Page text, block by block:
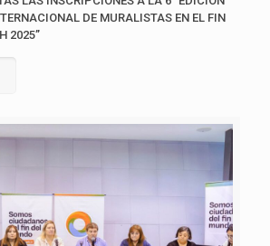
DE MURALISTAS EN EL FIN
2025”